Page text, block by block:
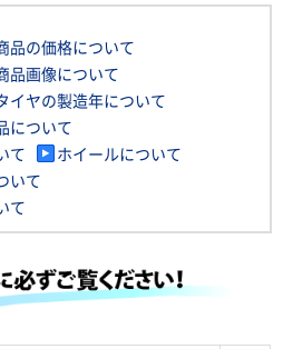
品の価格について
品画像について
イヤの製造年について
について
て
ホイールについて
いて
て